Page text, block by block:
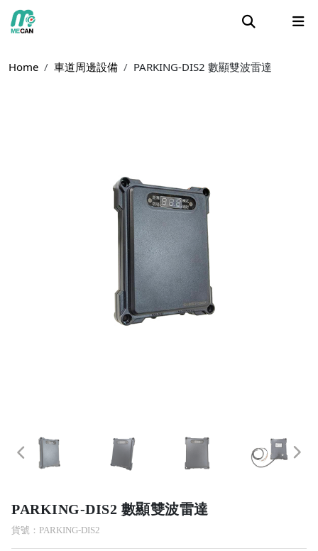
Home 車道周邊設備 PARKING-DIS2 數顯雙波雷達
PARKING-DIS2 數顯雙波雷達
貨號：PARKING-DIS2